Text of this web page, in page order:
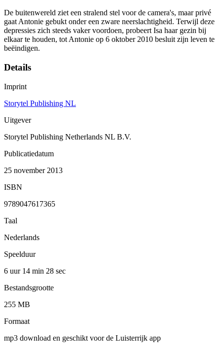
De buitenwereld ziet een stralend stel voor de camera's, maar privé
gaat Antonie gebukt onder een zware neerslachtigheid. Terwijl deze
depressies zich steeds vaker voordoen, probeert Isa haar gezin bij
elkaar te houden, tot Antonie op 6 oktober 2010 besluit zijn leven te
beëindigen.
Details
Imprint
Storytel Publishing NL
Uitgever
Storytel Publishing Netherlands NL B.V.
Publicatiedatum
25 november 2013
ISBN
9789047617365
Taal
Nederlands
Speelduur
6 uur 14 min 28 sec
Bestandsgrootte
255 MB
Formaat
mp3 download en geschikt voor de Luisterrijk app